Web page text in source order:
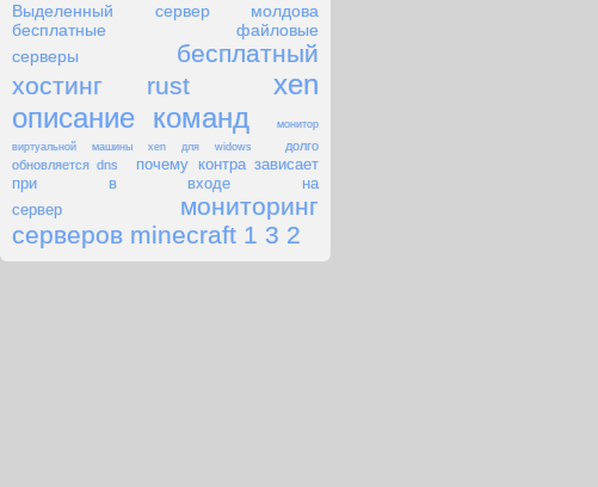
Выделенный сервер молдова
бесплатные файловые
серверы
бесплатный
хостинг rust
xen
описание команд
монитор
виртуальной машины xen для widows
долго
обновляется dns
почему контра зависает
при в входе на
сервер
мониторинг
серверов minecraft 1 3 2